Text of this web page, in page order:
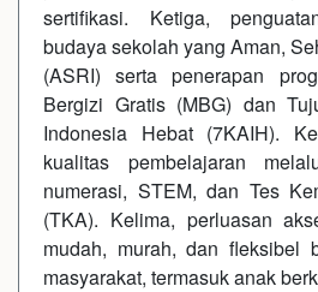
sertifikasi. Ketiga,
budaya sekolah yang Aman,
(ASRI) serta penerapan
Bergizi Gratis (MBG) dan
Indonesia Hebat (7KAIH).
kualitas pembelajaran
numerasi, STEM, dan Tes
(TKA). Kelima, perluasan
mudah, murah, dan fleksibel
masyarakat, termasuk anak